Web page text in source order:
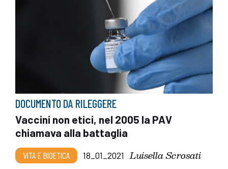
DOCUMENTO DA RILEGGERE
Vaccini non etici, nel 2005 la PAV
chiamava alla battaglia
VITA E BIOETICA 18_01_2021 Luisella Scrosati